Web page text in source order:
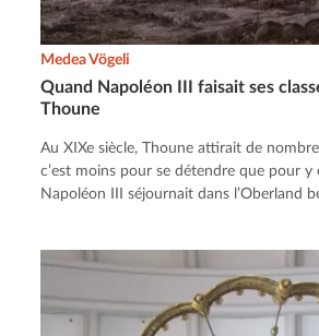
Quand Napoléon III faisait ses
Thoune
Medea Vögeli
Au XIXe siècle, Thoune attirait de
c’est moins pour se détendre que pour y
Napoléon III séjournait dans l’Oberland